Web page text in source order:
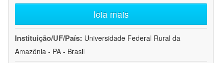
leia mais
Instituição/UF/País: Universidade Federal Rural da
Amazônia - PA - Brasil